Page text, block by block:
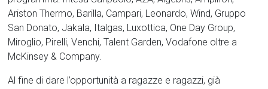
Ariston Thermo, Barilla, Campari, Leonardo, Wind, Gruppo
San Donato, Jakala, Italgas, Luxottica, One Day Group,
Miroglio, Pirelli, Venchi, Talent Garden, Vodafone oltre a
McKinsey & Company.
Al fine di dare l’opportunità a ragazze e ragazzi, già